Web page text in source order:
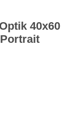
40x60